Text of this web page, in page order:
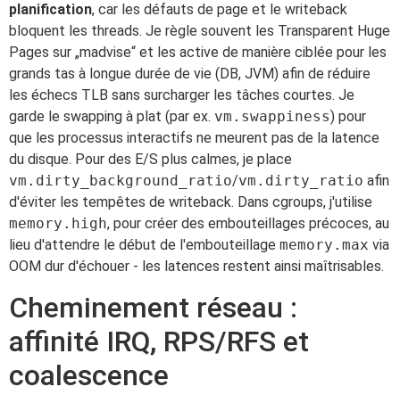
planification, car les défauts de page et le writeback
bloquent les threads. Je règle souvent les Transparent Huge
Pages sur „madvise“ et les active de manière ciblée pour les
grands tas à longue durée de vie (DB, JVM) afin de réduire
les échecs TLB sans surcharger les tâches courtes. Je
garde le swapping à plat (par ex. vm.swappiness) pour
que les processus interactifs ne meurent pas de la latence
du disque. Pour des E/S plus calmes, je place
vm.dirty_background_ratio/vm.dirty_ratio afin
d'éviter les tempêtes de writeback. Dans cgroups, j'utilise
memory.high, pour créer des embouteillages précoces, au
lieu d'attendre le début de l'embouteillage memory.max via
OOM dur d'échouer - les latences restent ainsi maîtrisables.
Cheminement réseau :
affinité IRQ, RPS/RFS et
coalescence